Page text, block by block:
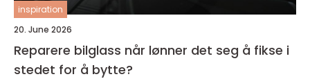
inspiration
20. June 2026
Reparere bilglass når lønner det seg å fikse i
stedet for å bytte?